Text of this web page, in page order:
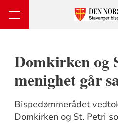
Domkirken og
menighet går
Bispedømmerådet
Domkirken og St. Petri